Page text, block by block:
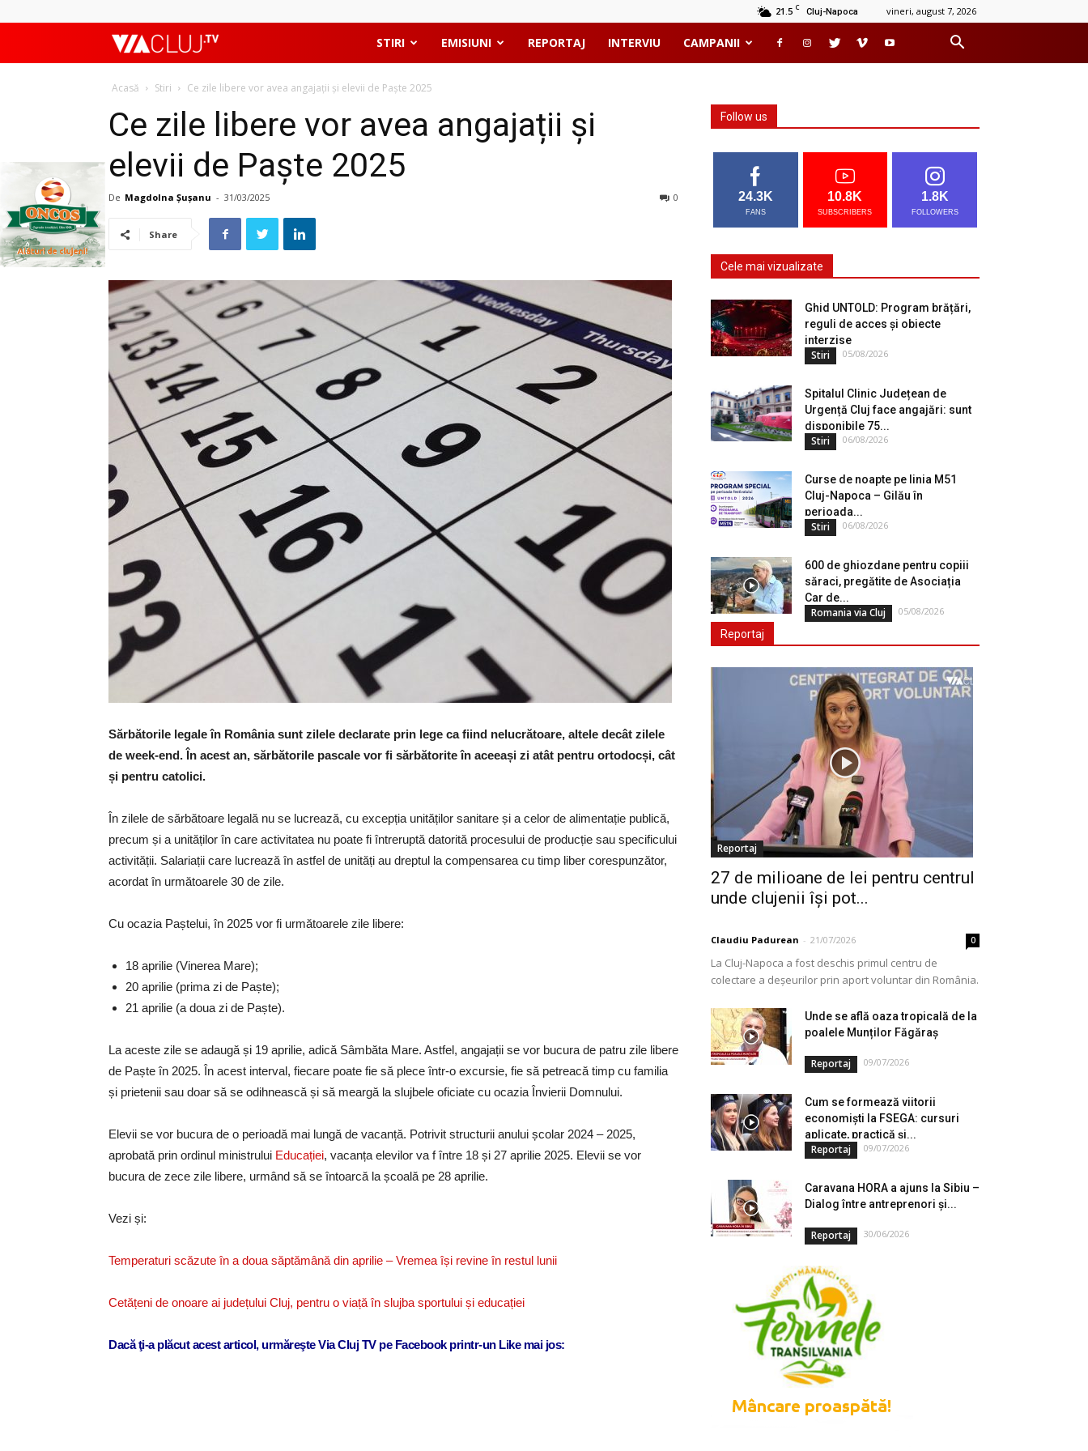
21.5 C Cluj-Napoca vineri, august 7, 2026
ViaClujTV STIRI EMISIUNI REPORTAJ INTERVIU CAMPANII
Acasă Stiri Ce zile libere vor avea angajații și elevii de Paște 2025
Ce zile libere vor avea angajații și
elevii de Paște 2025
De Magdolna Șușanu - 31/03/2025 0
Share
Sărbătorile legale în România sunt zilele declarate prin lege ca fiind nelucrătoare, altele decât zilele
de week-end. În acest an, sărbătorile pascale vor fi sărbătorite în aceeași zi atât pentru ortodocși, cât
și pentru catolici.
În zilele de sărbătoare legală nu se lucrează, cu excepția unităților sanitare și a celor de alimentație publică,
precum și a unităților în care activitatea nu poate fi întreruptă datorită procesului de producție sau specificului
activității. Salariații care lucrează în astfel de unități au dreptul la compensarea cu timp liber corespunzător,
acordat în următoarele 30 de zile.
Cu ocazia Paștelui, în 2025 vor fi următoarele zile libere:
18 aprilie (Vinerea Mare);
20 aprilie (prima zi de Paște);
21 aprilie (a doua zi de Paște).
La aceste zile se adaugă și 19 aprilie, adică Sâmbăta Mare. Astfel, angajații se vor bucura de patru zile libere
de Paște în 2025. În acest interval, fiecare poate fie să plece într-o excursie, fie să petreacă timp cu familia
și prietenii sau doar să se odihnească și să meargă la slujbele oficiate cu ocazia Învierii Domnului.
Elevii se vor bucura de o perioadă mai lungă de vacanță. Potrivit structurii anului școlar 2024 – 2025,
aprobată prin ordinul ministrului Educației, vacanța elevilor va f între 18 și 27 aprilie 2025. Elevii se vor
bucura de zece zile libere, urmând să se întoarcă la școală pe 28 aprilie.
Vezi și:
Temperaturi scăzute în a doua săptămână din aprilie – Vremea își revine în restul lunii
Cetățeni de onoare ai județului Cluj, pentru o viață în slujba sportului și educației
Dacă ţi-a plăcut acest articol, urmăreşte Via Cluj TV pe Facebook printr-un Like mai jos:
Follow us
24.3K
FANS
10.8K
SUBSCRIBERS
1.8K
FOLLOWERS
Cele mai vizualizate
Ghid UNTOLD: Program brățări,
reguli de acces și obiecte
interzise
Stiri 05/08/2026
Spitalul Clinic Județean de
Urgență Cluj face angajări: sunt
disponibile 75...
Stiri 06/08/2026
Curse de noapte pe linia M51
Cluj-Napoca – Gilău în
perioada...
Stiri 06/08/2026
600 de ghiozdane pentru copiii
săraci, pregătite de Asociația
Car de...
Romania via Cluj 05/08/2026
Reportaj
Reportaj
27 de milioane de lei pentru centrul
unde clujenii își pot...
Claudiu Padurean - 21/07/2026 0
La Cluj-Napoca a fost deschis primul centru de
colectare a deșeurilor prin aport voluntar din România.
Unde se află oaza tropicală de la
poalele Munților Făgăraș
Reportaj 09/07/2026
Cum se formează viitorii
economiști la FSEGA: cursuri
aplicate, practică și...
Reportaj 09/07/2026
Caravana HORA a ajuns la Sibiu –
Dialog între antreprenori și...
Reportaj 30/06/2026